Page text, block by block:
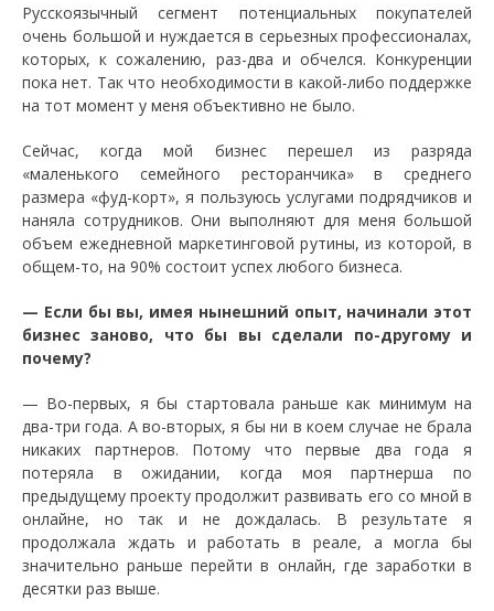
Русскоязычный сегмент потенциальных покупателей
очень большой и нуждается в серьезных профессионалах,
которых, к сожалению, раз-два и обчелся. Конкуренции
пока нет. Так что необходимости в какой-либо поддержке
на тот момент у меня объективно не было.
Сейчас, когда мой бизнес перешел из разряда
«маленького семейного ресторанчика» в среднего
размера «фуд-корт», я пользуюсь услугами подрядчиков и
наняла сотрудников. Они выполняют для меня большой
объем ежедневной маркетинговой рутины, из которой, в
общем-то, на 90% состоит успех любого бизнеса.
— Если бы вы, имея нынешний опыт, начинали этот
бизнес заново, что бы вы сделали по-другому и
почему?
— Во-первых, я бы стартовала раньше как минимум на
два-три года. А во-вторых, я бы ни в коем случае не брала
никаких партнеров. Потому что первые два года я
потеряла в ожидании, когда моя партнерша по
предыдущему проекту продолжит развивать его со мной в
онлайне, но так и не дождалась. В результате я
продолжала ждать и работать в реале, а могла бы
значительно раньше перейти в онлайн, где заработки в
десятки раз выше.